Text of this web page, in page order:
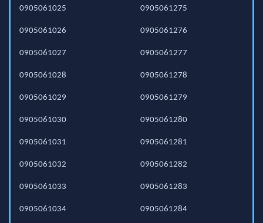
0905061025
0905061026
0905061027
0905061028
0905061029
0905061030
0905061031
0905061032
0905061033
0905061034
0905061275
0905061276
0905061277
0905061278
0905061279
0905061280
0905061281
0905061282
0905061283
0905061284